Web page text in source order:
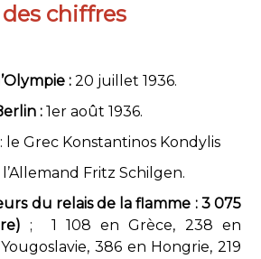
chiffres
: 20 juillet 1936.
: 1er août 1936.
: le Grec Konstantinos Kondylis
l’Allemand Fritz Schilgen.
du relais de la flamme : 3 075
; 1 108 en Grèce, 238 en
386 en Hongrie, 219